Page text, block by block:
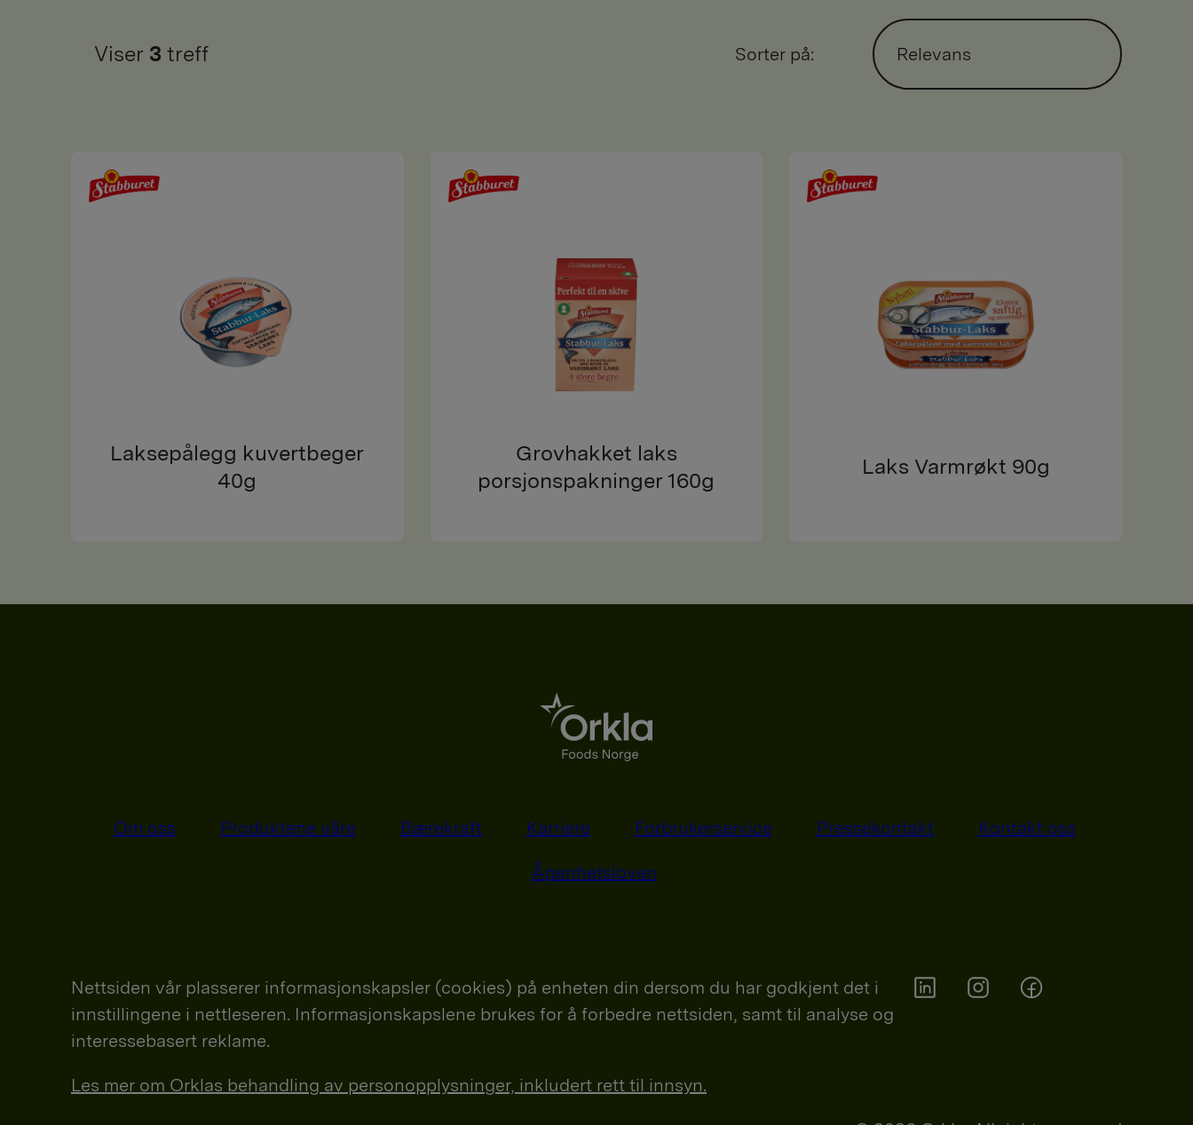
Viser 3 treff Sorter på: Relevans
Laksepålegg kuvertbeger
40g
Grovhakket laks
porsjonspakninger 160g
Laks Varmrøkt 90g
Om oss Produktene våre Bærekraft Karriere Forbrukerservice Pressekontakt Kontakt oss
Åpenhetsloven
Nettsiden vår plasserer informasjonskapsler (cookies) på enheten din dersom du har godkjent det i
innstillingene i nettleseren. Informasjonskapslene brukes for å forbedre nettsiden, samt til analyse og
interessebasert reklame.
Les mer om Orklas behandling av personopplysninger, inkludert rett til innsyn.